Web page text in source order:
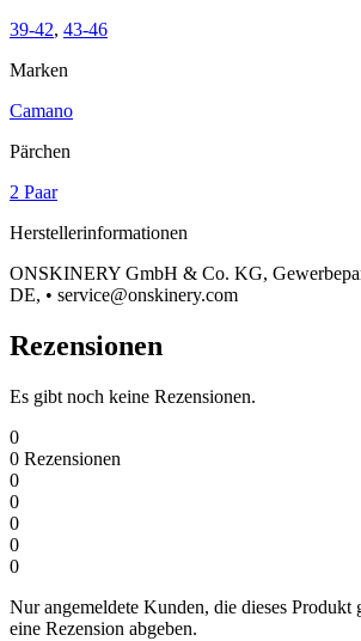
39-42, 43-46
Marken
Camano
Pärchen
2 Paar
Herstellerinformationen
ONSKINERY GmbH & Co. KG,
DE, • service@onskinery.com
Rezensionen
Es gibt noch keine Rezensionen.
0
0 Rezensionen
0
0
0
0
0
Nur angemeldete Kunden, die dieses Produkt
eine Rezension abgeben.